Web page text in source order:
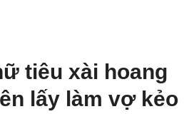
tiêu xài hoang
lấy làm vợ kẻo